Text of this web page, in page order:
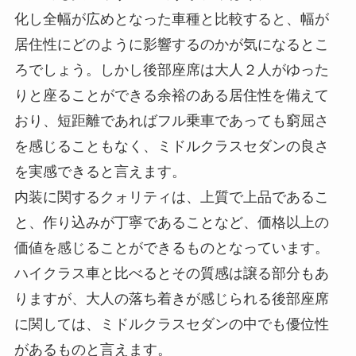
化し全幅が広めとなった車種と比較すると、幅が
居住性にどのように影響するのかが気になるとこ
ろでしょう。しかし後部座席は大人２人がゆった
りと座ることができる余裕のある居住性を備えて
おり、短距離であればフル乗車であっても窮屈さ
を感じることもなく、ミドルクラスセダンの良さ
を実感できると言えます。
内装に関するクォリティは、上質で上品であるこ
と、作り込みが丁寧であることなど、価格以上の
価値を感じることができるものとなっています。
ハイクラス車と比べるとその質感は譲る部分もあ
りますが、大人の落ち着きが感じられる後部座席
に関しては、ミドルクラスセダンの中でも優位性
があるものと言えます。